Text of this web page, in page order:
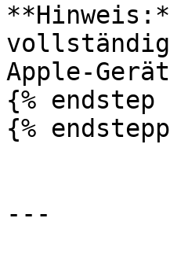
Apple-
{% endstep
{%
---